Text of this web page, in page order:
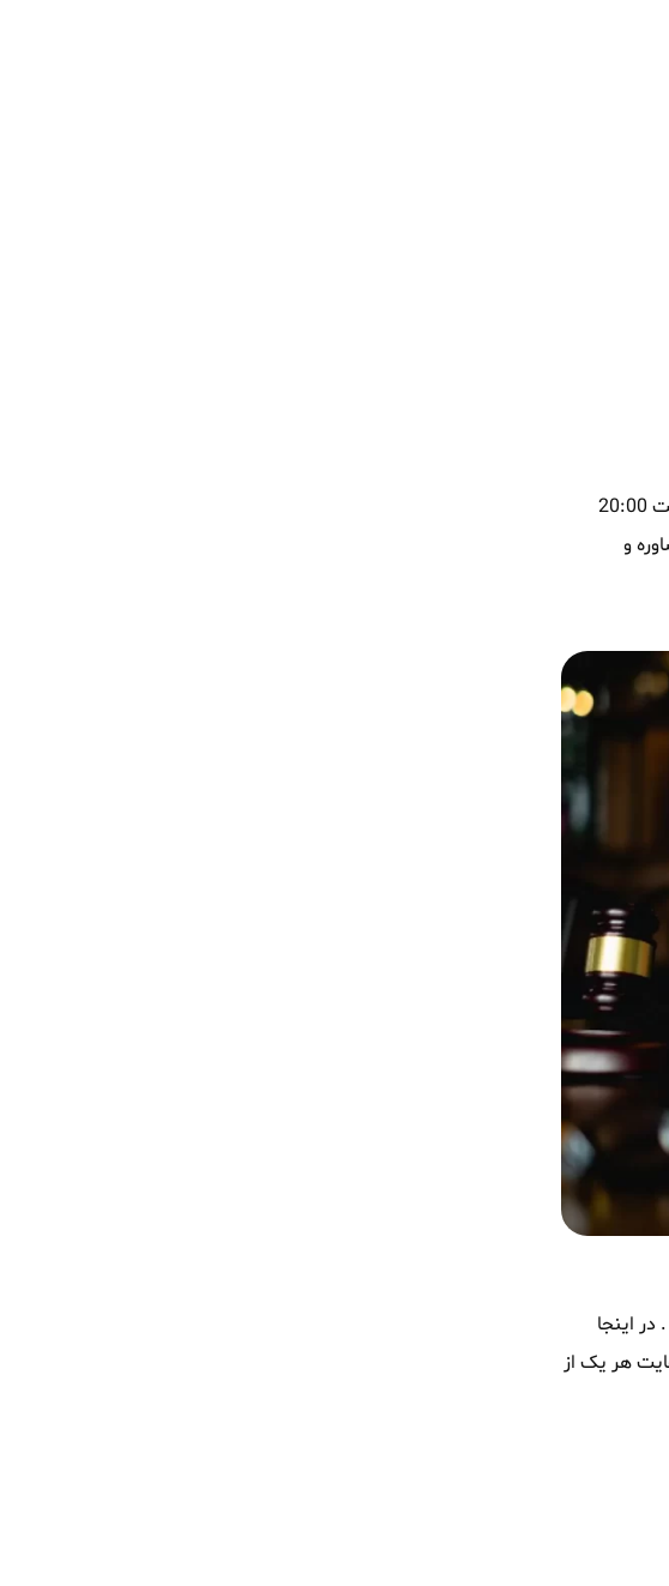
بمنظور اجاره سند در سنگان و یا تماس با تیم ایران سند و کارشناسان این مجموعه میتوانید همه روزه از ساعت 8 صبح لغایت 20:00
و
اینجا
هر یک از